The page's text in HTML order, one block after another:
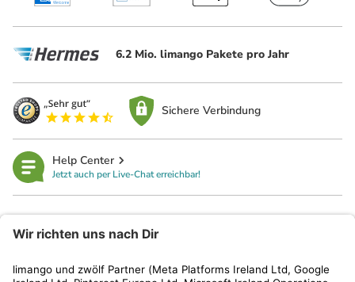
6.2 Mio. limango Pakete pro Jahr
Sichere Verbindung
Help Center
Jetzt auch per Live-Chat erreichbar!